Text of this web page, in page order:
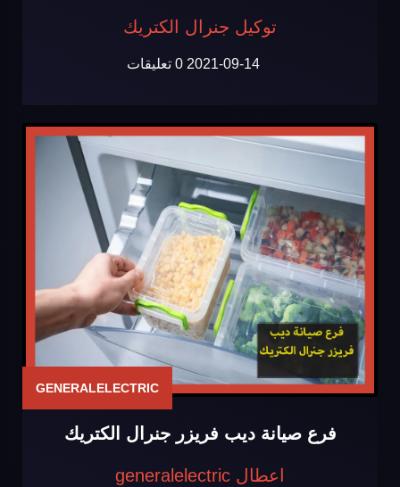
توكيل جنرال الكتريك
2021-09-14 0 تعليقات
GENERALELECTRIC
فرع صيانة ديب فريزر جنرال الكتريك
اعطال generalelectric